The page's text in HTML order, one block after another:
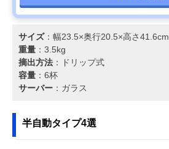
サイズ：幅23.5×奥行20.5×高さ41.6cm
重量 ：3.5kg
摘出方法 ：ドリップ式
容量 ：6杯
サーバー ：ガラス
半自動タイプ4選